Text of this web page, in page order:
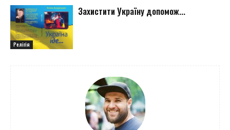
Релігія
Захистити Україну допомож...